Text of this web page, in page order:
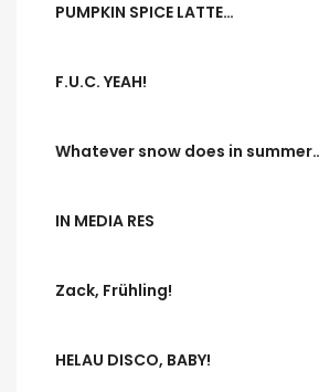
PUMPKIN SPICE LATTE…
F.U.C. YEAH!
Whatever snow does in
IN MEDIA RES
Zack, Frühling!
HELAU DISCO, BABY!